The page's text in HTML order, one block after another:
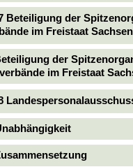
Beteiligung der
im Freistaat Sachsen
der
im Freistaat